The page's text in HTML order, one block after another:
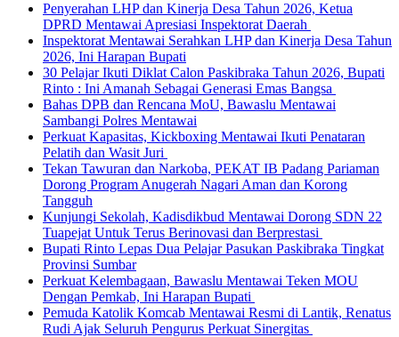
Penyerahan LHP dan Kinerja Desa Tahun 2026, Ketua
DPRD Mentawai Apresiasi Inspektorat Daerah
Inspektorat Mentawai Serahkan LHP dan Kinerja Desa Tahun
2026, Ini Harapan Bupati
30 Pelajar Ikuti Diklat Calon Paskibraka Tahun 2026, Bupati
Rinto : Ini Amanah Sebagai Generasi Emas Bangsa
Bahas DPB dan Rencana MoU, Bawaslu Mentawai
Sambangi Polres Mentawai
Perkuat Kapasitas, Kickboxing Mentawai Ikuti Penataran
Pelatih dan Wasit Juri
Tekan Tawuran dan Narkoba, PEKAT IB Padang Pariaman
Dorong Program Anugerah Nagari Aman dan Korong
Tangguh
Kunjungi Sekolah, Kadisdikbud Mentawai Dorong SDN 22
Tuapejat Untuk Terus Berinovasi dan Berprestasi
Bupati Rinto Lepas Dua Pelajar Pasukan Paskibraka Tingkat
Provinsi Sumbar
Perkuat Kelembagaan, Bawaslu Mentawai Teken MOU
Dengan Pemkab, Ini Harapan Bupati
Pemuda Katolik Komcab Mentawai Resmi di Lantik, Renatus
Rudi Ajak Seluruh Pengurus Perkuat Sinergitas